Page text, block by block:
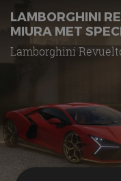
LAMBORGHINI
MIURA MET
Lamborghini